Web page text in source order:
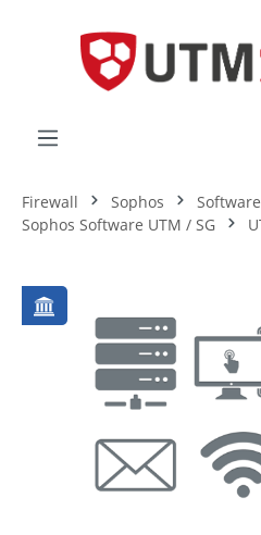
Firewall Sophos
Sophos Software UTM / SG
Bildergalerie überspringen